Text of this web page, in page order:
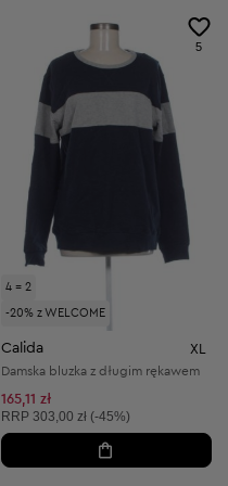
4 = 2
-20% z WELCOME
5
Calida XL
Damska bluzka z długim rękawem
165,11 zł
Cena sugerowana:
RRP 303,00 zł (-45%)